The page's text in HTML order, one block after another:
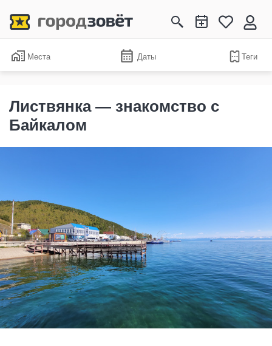
Места Даты Теги
Листвянка — знакомство с
Байкалом